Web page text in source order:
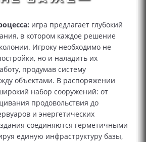
игра предлагает глубокий
в котором каждое решение
Игроку необходимо не
но и наладить их
продумав систему
объектами. В распоряжении
набор сооружений: от
продовольствия до
и энергетических
соединяются герметичными
единую инфраструктуру базы,